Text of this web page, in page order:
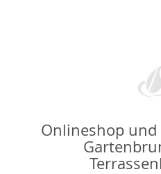
Onlineshop